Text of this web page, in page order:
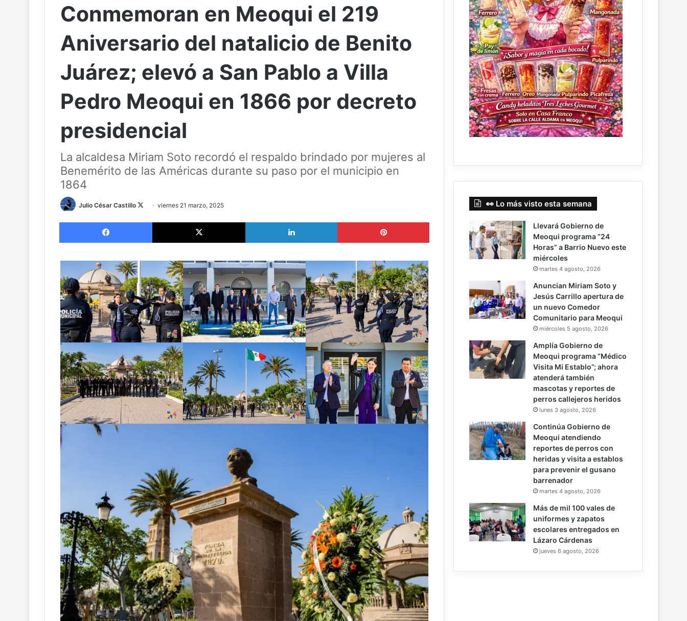
Conmemoran en Meoqui el 219
Aniversario del natalicio de Benito
Juárez; elevó a San Pablo a Villa
Pedro Meoqui en 1866 por decreto
presidencial
La alcaldesa Miriam Soto recordó el respaldo brindado por mujeres al
Benemérito de las Américas durante su paso por el municipio en
1864
Julio César Castillo
Followviernes 21 marzo, 2025
Facebook X LinkedIn Pinterest
👀 Lo más visto esta semana
Llevará Gobierno de
Meoqui programa “24
Horas” a Barrio Nuevo este
miércoles
martes 4 agosto, 2026
Anuncian Miriam Soto y
Jesús Carrillo apertura de
un nuevo Comedor
Comunitario para Meoqui
miércoles 5 agosto, 2026
Amplía Gobierno de
Meoqui programa “Médico
Visita Mi Establo”; ahora
atenderá también
mascotas y reportes de
perros callejeros heridos
lunes 3 agosto, 2026
Continúa Gobierno de
Meoqui atendiendo
reportes de perros con
heridas y visita a establos
para prevenir el gusano
barrenador
martes 4 agosto, 2026
Más de mil 100 vales de
uniformes y zapatos
escolares entregados en
Lázaro Cárdenas
jueves 6 agosto, 2026